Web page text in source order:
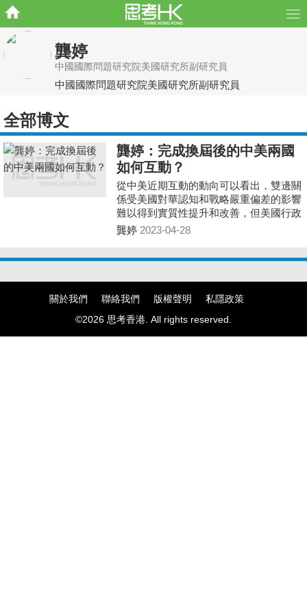
龔婷
中國國際問題研究院美國研究所副研究員
中國國際問題研究院美國研究所副研究員
全部博文
龔婷：完成換屆後的中美兩國
如何互動？
從中美近期互動的動向可以看出，雙邊關
係受美國對華認知和戰略嚴重偏差的影響
難以得到實質性提升和改善，但美國行政
部門和立法部門所主張的以「戰略競爭」
與美國工商界類似，近期美國媒體、學界
和國際社會也出現不少反思對華政策的聲
府的對華政策。美國政府對華「戰略競
爭」在範圍和深度上的加碼，也將伴隨着
龔婷 2023-04-28
關於我們 聯絡我們 版權聲明
私隱政策
©2026 思考香港. All rights reserved.